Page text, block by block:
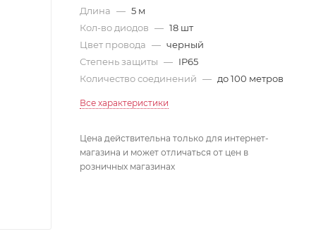
Длина — 5 м
Кол-во диодов — 18 шт
Цвет провода — черный
Степень защиты — IP65
Количество соединений — до 100 метров
Все характеристики
Цена действительна только для интернет-
магазина и может отличаться от цен в
розничных магазинах